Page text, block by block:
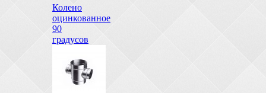
Колено
оцинкованное
90
градусов